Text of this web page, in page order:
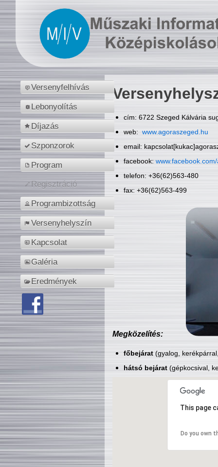
Versenyfelhívás
Lebonyolítás
Díjazás
Szponzorok
Program
Regisztráció
Programbizottság
Versenyhelyszín
Kapcsolat
Galéria
Eredmények
cím: 6722 Szeged Kálvária
web: www.agoraszeged.hu
email:
facebook:
telefon: +36(62)563-480
fax: +36(62)563-499
Megközelítés:
főbejárat(gyalog,
hátsó bejárat(gépkocsival,
This page
Do you own